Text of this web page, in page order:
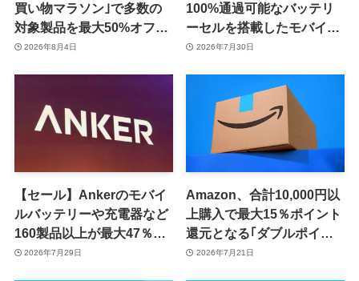
買い物マラソン｣で多数の
対象製品を最大50%オフで
販売するセールを開催中
2026年8月4日
100%通過可能なバッテリ
ーセルを搭載したモバイル
バッテリー｢Anker Nano
Plus)｣の一般販売を開始
2026年7月30日
【セール】Ankerのモバイ
ルバッテリーや充電器など
160製品以上が最大47％オ
フに
2026年7月29日
Amazon、合計10,000円以
上購入で最大15％ポイント
還元となる｢ダブルポイン
ト Rush｣キャンペーンを開
2026年7月21日